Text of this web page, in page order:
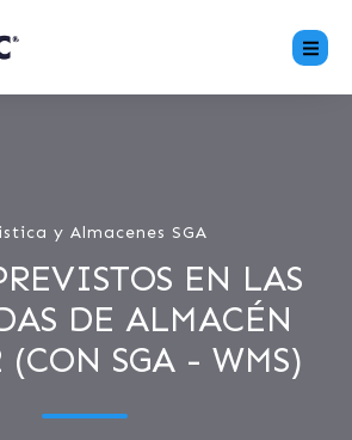
y Almacenes SGA
EN LAS
DE ALMACÉN
(CON SGA - WMS)